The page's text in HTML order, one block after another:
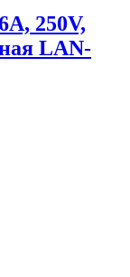
250V,
LAN-